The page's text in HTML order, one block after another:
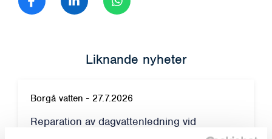
Liknande nyheter
Borgå vatten - 27.7.2026
Reparation av dagvattenledning vid